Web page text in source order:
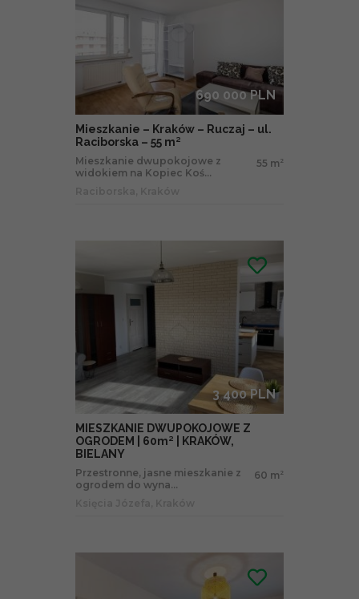
690 000 PLN
Mieszkanie – Kraków – Ruczaj – ul.
Raciborska – 55 m²
Mieszkanie dwupokojowe z
widokiem na Kopiec Koś...
55 m 2
3 400 PLN
MIESZKANIE DWUPOKOJOWE Z
OGRODEM | 60m² | KRAKÓW,
BIELANY
Przestronne, jasne mieszkanie z
ogrodem do wyna...
60 m 2